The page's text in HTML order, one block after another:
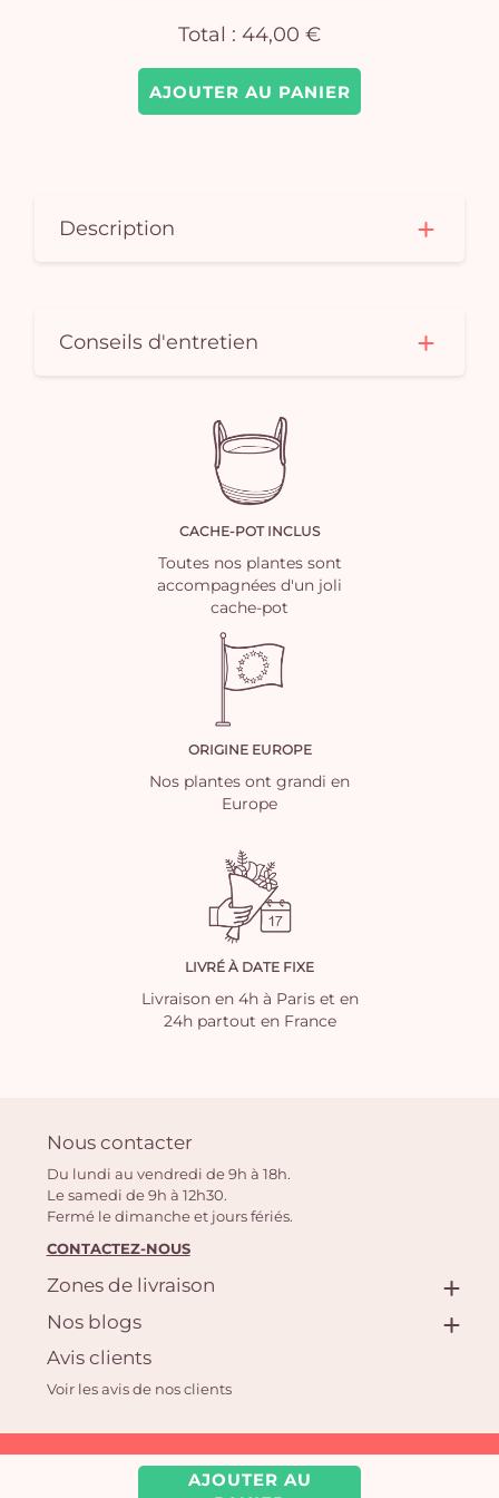
AJOUTER AU PANIER
AJOUTER AU
Total : 44,00 €
Description
Conseils d'entretien
CACHE-POT INCLUS
Toutes nos plantes sont
accompagnées d'un joli
cache-pot
ORIGINE EUROPE
Nos plantes ont grandi en
Europe
LIVRÉ À DATE FIXE
Livraison en 4h à Paris et en
24h partout en France
Nous contacter
Du lundi au vendredi de 9h à 18h.
Le samedi de 9h à 12h30.
Fermé le dimanche et jours fériés.
CONTACTEZ-NOUS
Zones de livraison
Nos blogs
Avis clients
Voir les avis de nos clients
Aquarelle.com SAS
39 rue Anatole France, 92300 Levallois-Perret | Fleuriste en ligne